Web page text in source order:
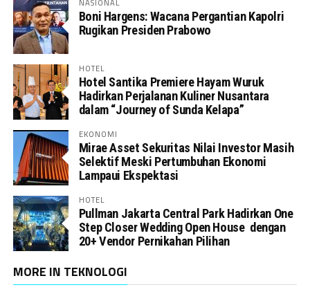
NASIONAL
Boni Hargens: Wacana Pergantian Kapolri
Rugikan Presiden Prabowo
HOTEL
Hotel Santika Premiere Hayam Wuruk
Hadirkan Perjalanan Kuliner Nusantara
dalam “Journey of Sunda Kelapa”
EKONOMI
Mirae Asset Sekuritas Nilai Investor Masih
Selektif Meski Pertumbuhan Ekonomi
Lampaui Ekspektasi
HOTEL
Pullman Jakarta Central Park Hadirkan One
Step Closer Wedding Open House dengan
20+ Vendor Pernikahan Pilihan
MORE IN TEKNOLOGI